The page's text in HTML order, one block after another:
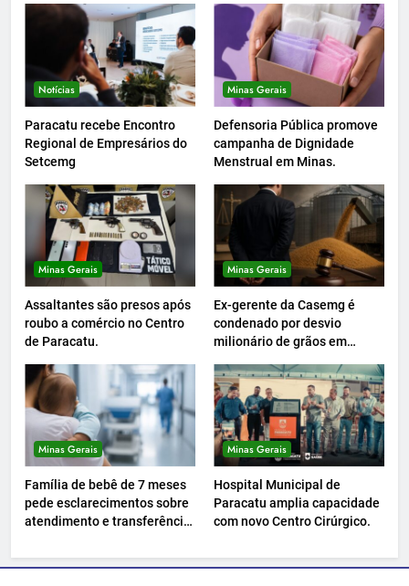
Notícias
Paracatu recebe Encontro
Regional de Empresários do
Setcemg
Minas Gerais
Defensoria Pública promove
campanha de Dignidade
Menstrual em Minas.
Minas Gerais
Assaltantes são presos após
roubo a comércio no Centro
de Paracatu.
Minas Gerais
Ex-gerente da Casemg é
condenado por desvio
milionário de grãos em
Minas Gerais
Família de bebê de 7 meses
pede esclarecimentos sobre
atendimento e transferência
Minas Gerais
Hospital Municipal de
Paracatu amplia capacidade
com novo Centro Cirúrgico.